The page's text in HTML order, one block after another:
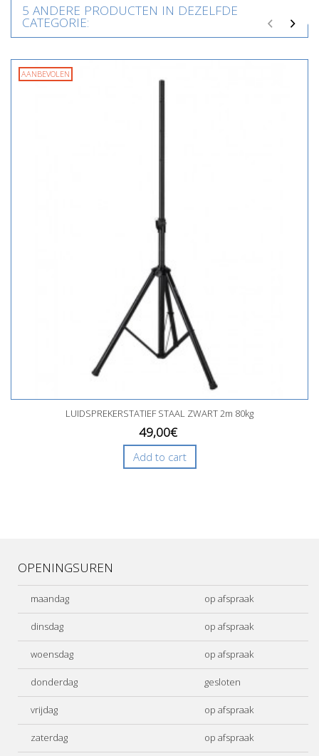
5 ANDERE PRODUCTEN IN DEZELFDE
CATEGORIE:
AANBEVOLEN
LUIDSPREKERSTATIEF STAAL ZWART 2m 80kg
49,00€
Add to cart
OPENINGSUREN
maandag op afspraak
dinsdag op afspraak
woensdag op afspraak
donderdag gesloten
vrijdag op afspraak
zaterdag op afspraak